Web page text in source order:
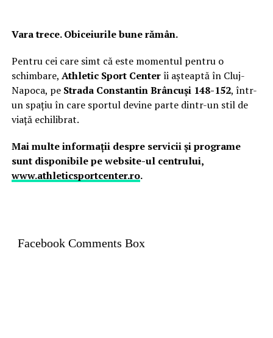
Vara trece. Obiceiurile bune rămân.
Pentru cei care simt că este momentul pentru o
schimbare, Athletic Sport Centerîi așteaptă în Cluj-
Napoca, pe Strada Constantin Brâncuși 148-152, într-
un spațiu în care sportul devine parte dintr-un stil de
viață echilibrat.
Mai multe informații despre servicii și programe
sunt disponibile pe website-ul centrului,
www.athleticsportcenter.ro.
Facebook Comments Box